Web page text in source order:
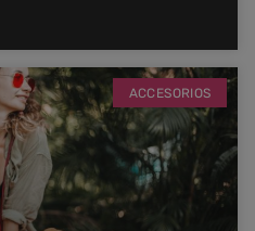
ACCESORIOS